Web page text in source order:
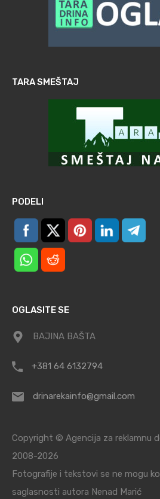
TARA SMEŠTAJ
PODELI
OGLASITE SE
BAJINA BAŠTA
+381 64 6132794
drinarekainfo@gmail.com
Copyright © Agencija za reklamnu
2008-2026
Fotografije i tekstovi se ne mogu
saglasnosti autora Nenad Marić